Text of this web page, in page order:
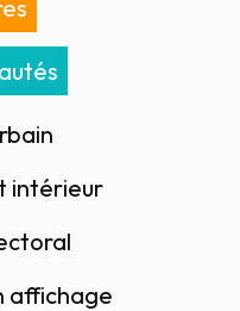
intérieur
affichage